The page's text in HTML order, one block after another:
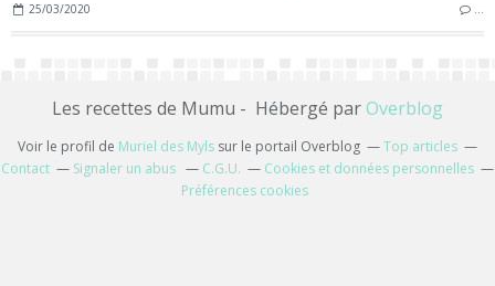
25/03/2020 …
Les recettes de Mumu - Hébergé parOverblog
Voir le profil de Muriel des Myls sur le portail Overblog
Top articles
Contact
Signaler un abus C.G.U.
Cookies et données personnelles
Préférences cookies